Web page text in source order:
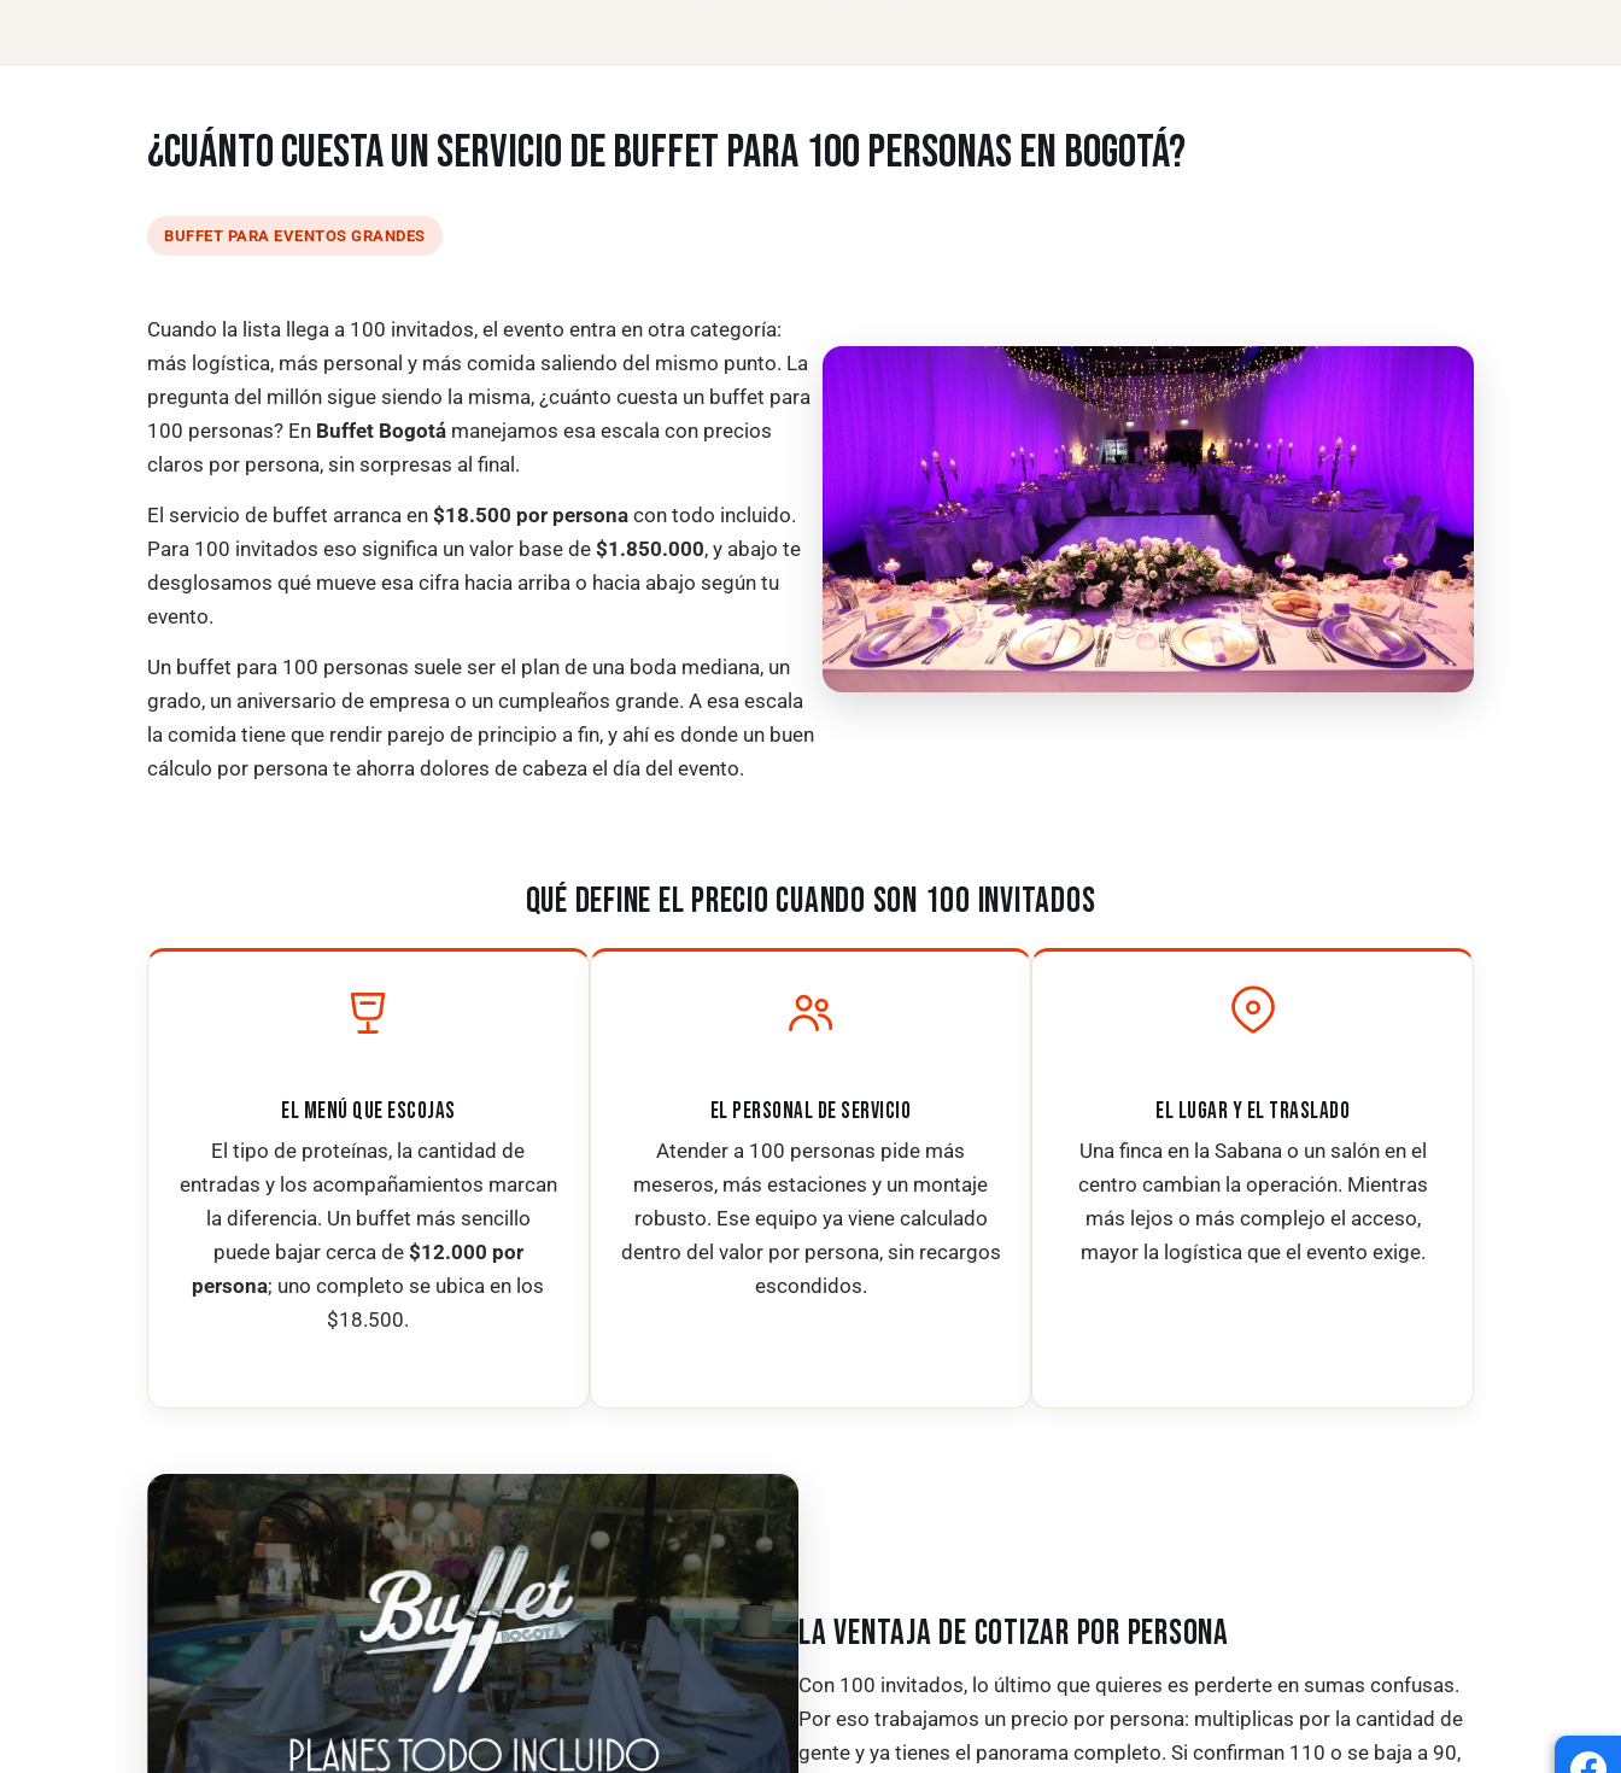
¿CUÁNTO CUESTA UN SERVICIO DE BUFFET PARA 100 PERSONAS EN BOGOTÁ?
BUFFET PARA EVENTOS GRANDES
Cuando la lista llega a 100 invitados, el evento entra en otra categoría:
más logística, más personal y más comida saliendo del mismo punto. La
pregunta del millón sigue siendo la misma, ¿cuánto cuesta un buffet para
100 personas? En Buffet Bogotá manejamos esa escala con precios
claros por persona, sin sorpresas al final.
El servicio de buffet arranca en $18.500 por persona con todo incluido.
Para 100 invitados eso significa un valor base de $1.850.000, y abajo te
desglosamos qué mueve esa cifra hacia arriba o hacia abajo según tu
evento.
Un buffet para 100 personas suele ser el plan de una boda mediana, un
grado, un aniversario de empresa o un cumpleaños grande. A esa escala
la comida tiene que rendir parejo de principio a fin, y ahí es donde un buen
cálculo por persona te ahorra dolores de cabeza el día del evento.
QUÉ DEFINE EL PRECIO CUANDO SON 100 INVITADOS
EL MENÚ QUE ESCOJAS
El tipo de proteínas, la cantidad de
entradas y los acompañamientos marcan
la diferencia. Un buffet más sencillo
puede bajar cerca de $12.000 por
persona; uno completo se ubica en los
$18.500.
EL PERSONAL DE SERVICIO
Atender a 100 personas pide más
meseros, más estaciones y un montaje
robusto. Ese equipo ya viene calculado
dentro del valor por persona, sin recargos
escondidos.
EL LUGAR Y EL TRASLADO
Una finca en la Sabana o un salón en el
centro cambian la operación. Mientras
más lejos o más complejo el acceso,
mayor la logística que el evento exige.
LA VENTAJA DE COTIZAR POR PERSONA
Con 100 invitados, lo último que quieres es perderte en sumas confusas.
Por eso trabajamos un precio por persona: multiplicas por la cantidad de
gente y ya tienes el panorama completo. Si confirman 110 o se baja a 90,